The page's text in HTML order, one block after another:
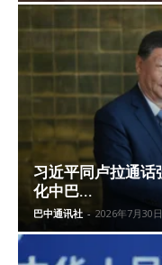
习近平同卢拉通话
化中巴...
巴中通讯社 - 2026年7月30日